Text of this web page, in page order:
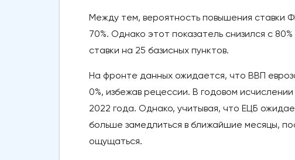
Между тем, вероятность повышения
70%. Однако этот показатель снизился с
ставки на 25 базисных пунктов.
На фронте данных ожидается, что ВВП
0%, избежав рецессии. В годовом исчислении
2022 года. Однако, учитывая, что ЕЦБ
больше замедлиться в ближайшие месяцы,
ощущаться.